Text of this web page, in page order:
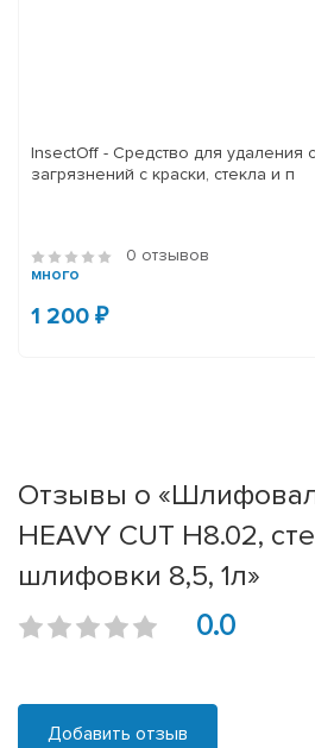
InsectOff - Средство для удаления
загрязнений с краски, стекла и п
0 отзывов
много
1 200 ₽
Отзывы о
HEAVY CUT H8.02,
шлифовки 8,5, 1л»
0.0
Добавить отзыв